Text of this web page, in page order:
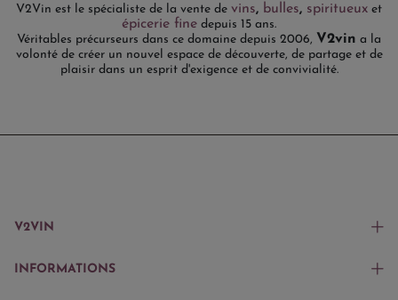
V2Vin est le spécialiste de la vente de vins, bulles, spiritueux et
épicerie fine depuis 15 ans.
Véritables précurseurs dans ce domaine depuis 2006, V2vin a la
volonté de créer un nouvel espace de découverte, de partage et de
plaisir dans un esprit d'exigence et de convivialité.
V2VIN
INFORMATIONS